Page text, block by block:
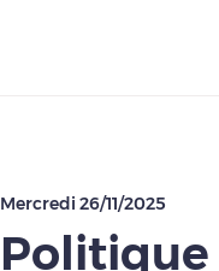
Mercredi 26/11/2025
Politique